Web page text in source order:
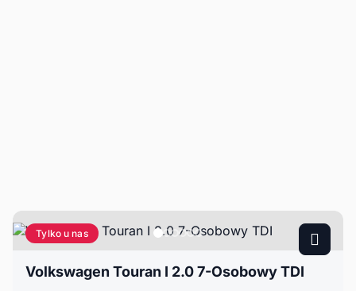
Tylko u nas
Volkswagen Touran I 2.0 7-Osobowy TDI